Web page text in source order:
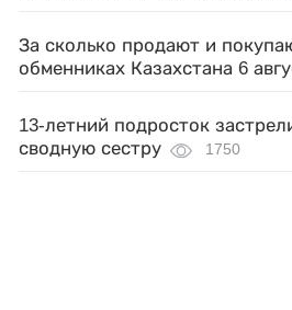
За сколько продают и
обменниках Казахстана 6
13-летний подросток
сводную сестру
1750